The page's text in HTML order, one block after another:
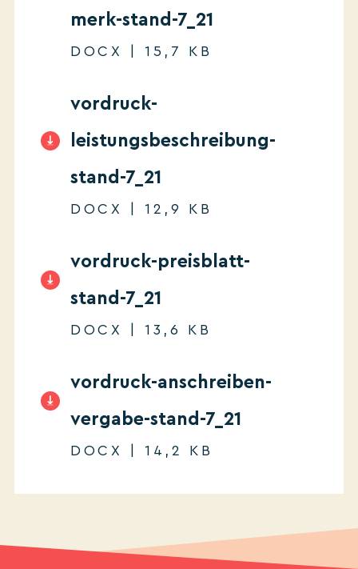
merk-stand-7_21
DOCX | 15,7 KB
vordruck-
leistungsbeschreibung-
stand-7_21
DOCX | 12,9 KB
vordruck-preisblatt-
stand-7_21
DOCX | 13,6 KB
vordruck-anschreiben-
vergabe-stand-7_21
DOCX | 14,2 KB